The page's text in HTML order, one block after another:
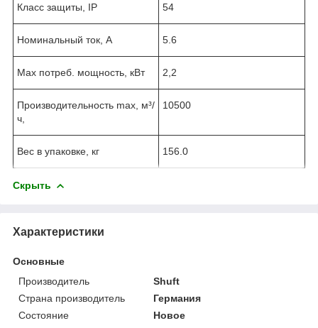
Класс защиты, IP 54
Номинальный ток, А 5.6
Max потреб. мощность, кВт 2,2
Производительность max, м³/
ч,
10500
Вес в упаковке, кг 156.0
Скрыть
Характеристики
Основные
Производитель
Shuft
Страна производитель
Германия
Состояние
Новое